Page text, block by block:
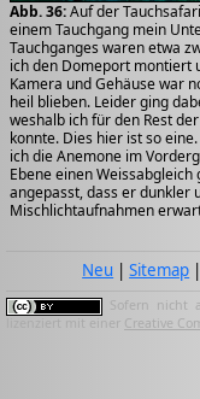
Abb. 36:Auf der
einem Tauchgang mein
Tauchganges waren etwa
ich den Domeport montiert
Kamera und Gehäuse war
heil blieben. Leider ging
weshalb ich für den Rest
konnte. Dies hier ist so
ich die Anemone im
Ebene einen
angepasst, dass er dunkler
Mischlichtaufnahmen
Neu |Sitemap |
Sofern nicht
lizenziert mit einer Creative